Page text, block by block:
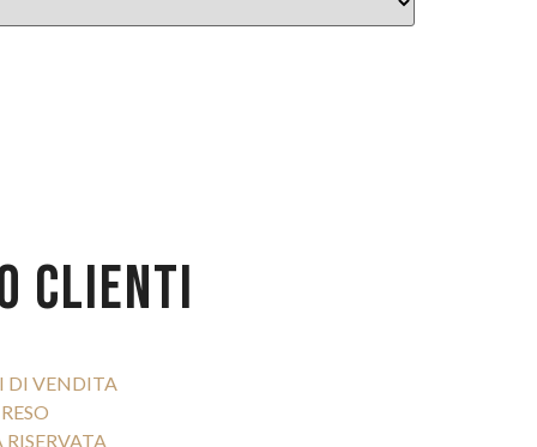
CLIENTI
DI VENDITA